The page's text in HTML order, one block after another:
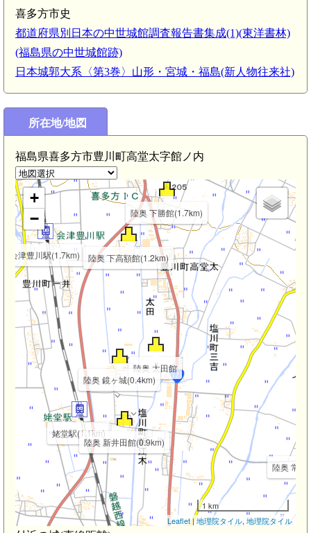
喜多方市史
都道府県別日本の中世城館調査報告書集成(1)(東洋書林)
(福島県の中世城館跡)
日本城郭大系〈第3巻〉山形・宮城・福島(新人物往来社)
所在地/地図
福島県喜多方市豊川町高堂太字館ノ内
姥堂駅(1.1km)
会津豊川駅(1.7km)
陸奥 太田館
陸奥 鏡ヶ城(0.4km)
陸奥 新井田館(0.9km)
陸奥 下高額館(1.2km)
陸奥 下勝館(1.7km)
陸奥 常世
陸奥 小田付館(3.8km)
+
−
1 km
Leaflet|地理院タイル, 地理院タイル